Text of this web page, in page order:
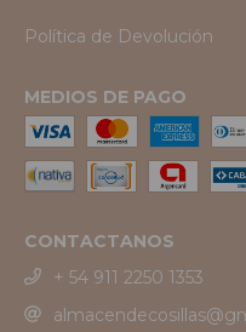
Política de Devolución
MEDIOS DE PAGO
CONTACTANOS
+ 54 911 2250 1353